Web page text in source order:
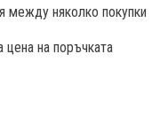
между няколко покупки
на поръчката